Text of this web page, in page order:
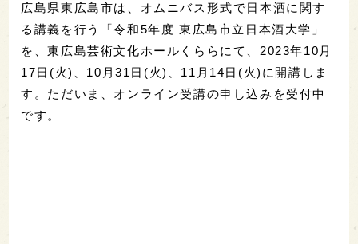
広島県東広島市は、オムニバス形式で日本酒に関す
る講義を行う「令和5年度 東広島市立日本酒大学」
を、東広島芸術文化ホールくららにて、2023年10月
17日(火)、10月31日(火)、11月14日(火)に開講しま
す。ただいま、オンライン受講の申し込みを受付中
です。